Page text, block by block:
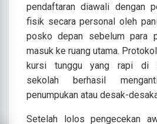
pendaftaran diawali dengan
fisik secara personal oleh
posko depan sebelum para
masuk ke ruang utama.
kursi tunggu yang rapi di
sekolah berhasil
penumpukan atau desak-
Setelah lolos pengecekan